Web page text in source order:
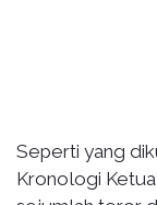
Seperti yang
Kronologi